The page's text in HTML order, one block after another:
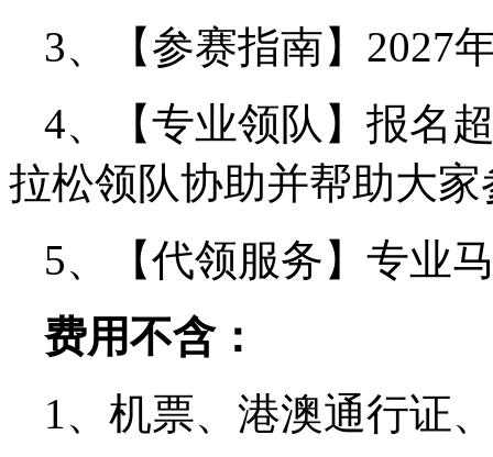
3、【参赛指南】2027
4、【专业领队】报名
拉松领队协助并帮助大家
5、【代领服务】专业
费用不含：
1、机票、港澳通行证